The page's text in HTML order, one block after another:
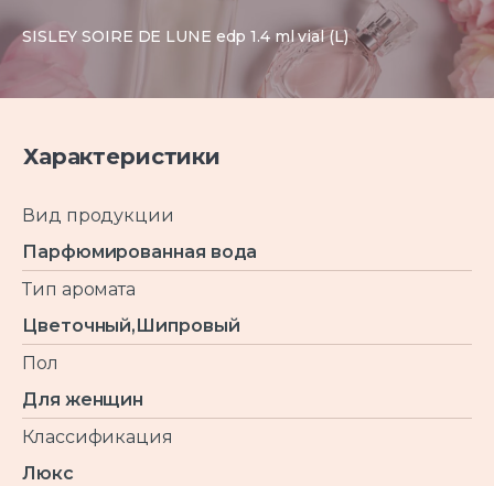
SISLEY SOIRE DE LUNE edp 1.4 ml vial (L)
Характеристики
Вид продукции
Парфюмированная вода
Тип аромата
Цветочный,Шипровый
Пол
Для женщин
Классификация
Люкс